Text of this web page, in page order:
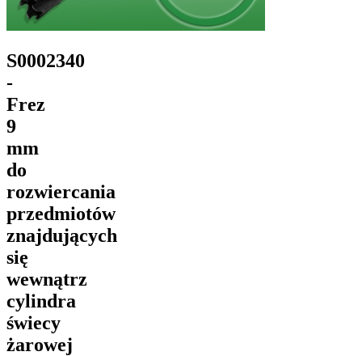
S0002340
-
Frez
9
mm
do
rozwiercania
przedmiotów
znajdujących
się
wewnątrz
cylindra
świecy
żarowej